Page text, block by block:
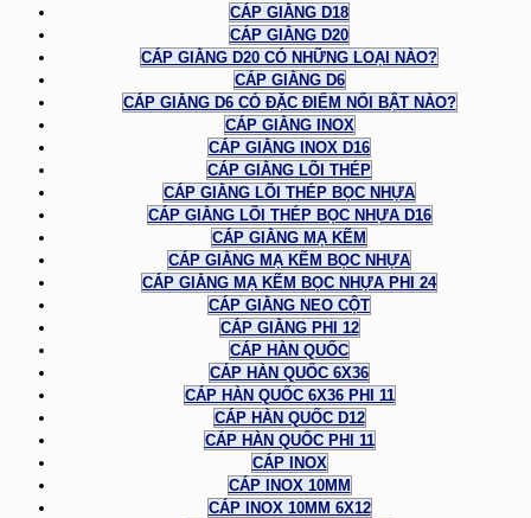
CÁP GIẰNG D18
CÁP GIẰNG D20
CÁP GIẰNG D20 CÓ NHỮNG LOẠI NÀO?
CÁP GIẰNG D6
CÁP GIẰNG D6 CÓ ĐẶC ĐIỂM NỔI BẬT NÀO?
CÁP GIẰNG INOX
CÁP GIẰNG INOX D16
CÁP GIẰNG LÕI THÉP
CÁP GIẰNG LÕI THÉP BỌC NHỰA
CÁP GIẰNG LÕI THÉP BỌC NHỰA D16
CÁP GIẰNG MẠ KẼM
CÁP GIẰNG MẠ KẼM BỌC NHỰA
CÁP GIẰNG MẠ KẼM BỌC NHỰA PHI 24
CÁP GIẰNG NEO CỘT
CÁP GIẰNG PHI 12
CÁP HÀN QUỐC
CÁP HÀN QUỐC 6X36
CÁP HÀN QUỐC 6X36 PHI 11
CÁP HÀN QUỐC D12
CÁP HÀN QUỐC PHI 11
CÁP INOX
CÁP INOX 10MM
CÁP INOX 10MM 6X12